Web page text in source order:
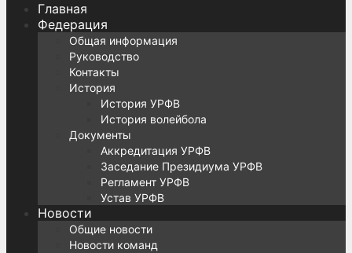
Главная
Федерация
Общая информация
Руководство
Контакты
История
История УРФВ
История волейбола
Документы
Аккредитация УРФВ
Заседание Президиума УРФВ
Регламент УРФВ
Устав УРФВ
Новости
Общие новости
Новости команд